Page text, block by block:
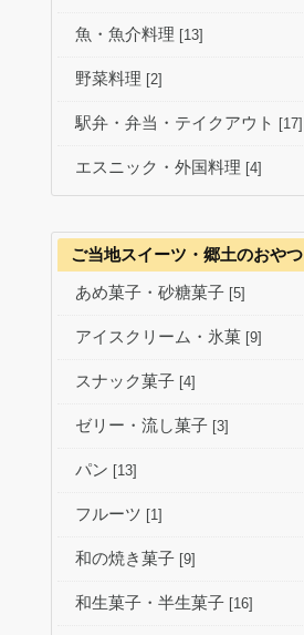
魚・魚介料理 [13]
野菜料理 [2]
駅弁・弁当・テイクアウト [17]
エスニック・外国料理 [4]
ご当地スイーツ・郷土のおやつ
あめ菓子・砂糖菓子 [5]
アイスクリーム・氷菓 [9]
スナック菓子 [4]
ゼリー・流し菓子 [3]
パン [13]
フルーツ [1]
和の焼き菓子 [9]
和生菓子・半生菓子 [16]